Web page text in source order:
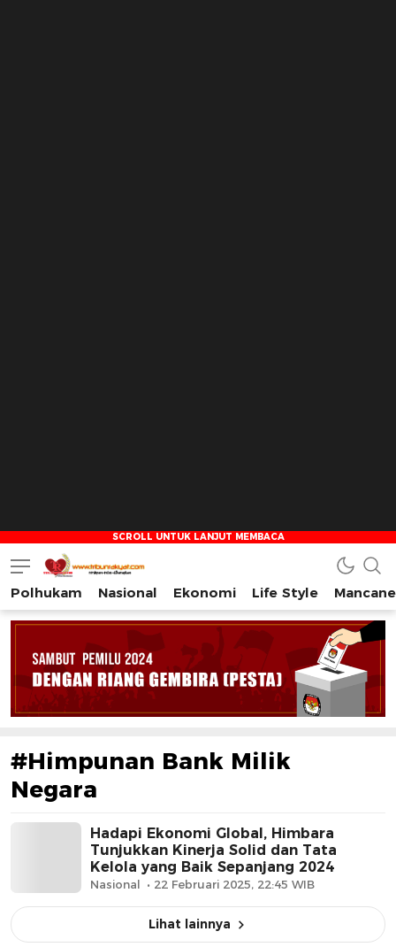
Tribun Rakyat
Tulus – Terdepan – Diharapkan
Polhukam Nasional Ekonomi Life Style
#Himpunan Bank Milik
Negara
Hadapi Ekonomi Global, Himbara
Tunjukkan Kinerja Solid dan Tata
Kelola yang Baik Sepanjang 2024
Nasional 22 Februari 2025, 22:45 WIB
Lihat lainnya